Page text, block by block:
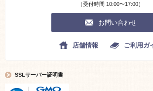
（受付時間 10:00〜17:00）
お問い合わせ
店舗情報 ご利用ガ
SSLサーバー証明書